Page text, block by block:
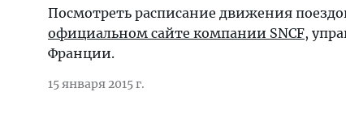
Посмотреть расписание движения
официальном сайте компании SNCF,
Франции.
15 января 2015 г.